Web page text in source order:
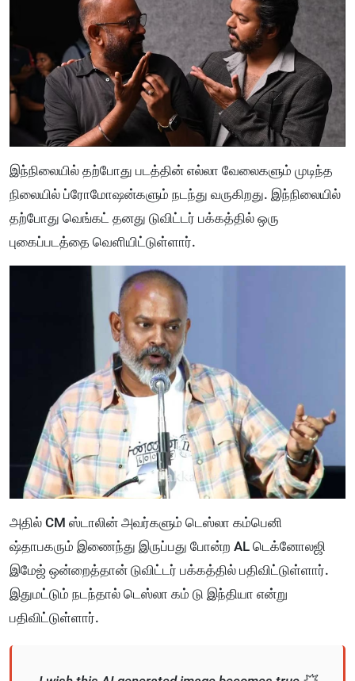
இந்நிலையில் தற்போது படத்தின் எல்லா வேலைகளும் முடிந்த
நிலையில் ப்ரோமோஷன்களும் நடந்து வருகிறது. இந்நிலையில்
தற்போது வெங்கட் தனது டுவிட்டர் பக்கத்தில் ஒரு
புகைப்படத்தை வெளியிட்டுள்ளார்.
அதில் CM ஸ்டாலின் அவர்களும் டெஸ்லா கம்பெனி
ஷ்தாபகரும் இணைந்து இருப்பது போன்ற AL டெக்னோலஜி
இமேஜ் ஒன்றைத்தான் டுவிட்டர் பக்கத்தில் பதிவிட்டுள்ளார்.
இதுமட்டும் நடந்தால் டெஸ்லா கம் டு இந்தியா என்று
பதிவிட்டுள்ளார்.